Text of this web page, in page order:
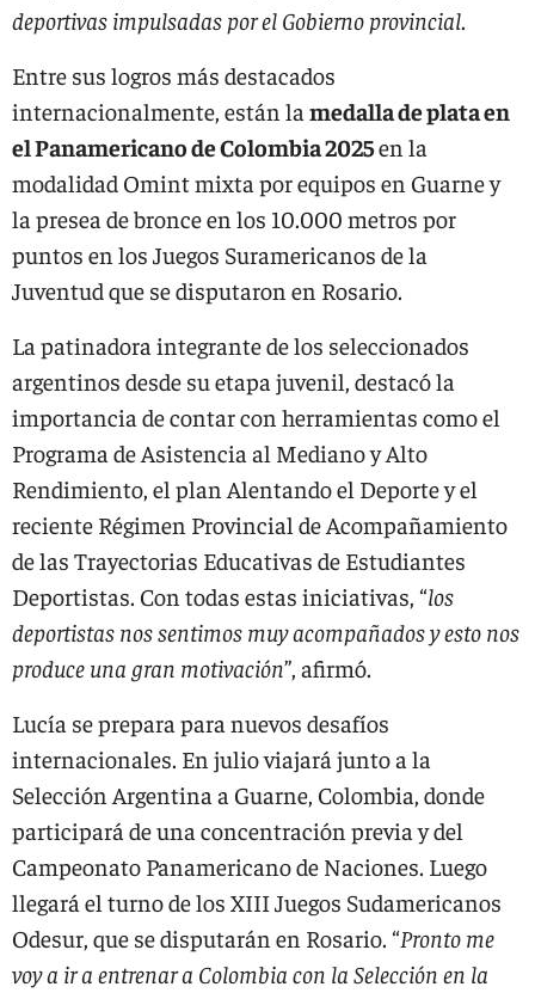
deportivas impulsadas por el Gobierno provincial.
Entre sus logros más destacados
internacionalmente, están la medalla de plata en
el Panamericano de Colombia 2025en la
modalidad Omint mixta por equipos en Guarne y
la presea de bronce en los 10.000 metros por
puntos en los Juegos Suramericanos de la
Juventud que se disputaron en Rosario.
La patinadora integrante de los seleccionados
argentinos desde su etapa juvenil, destacó la
importancia de contar con herramientas como el
Programa de Asistencia al Mediano y Alto
Rendimiento, el plan Alentando el Deporte y el
reciente Régimen Provincial de Acompañamiento
de las Trayectorias Educativas de Estudiantes
Deportistas. Con todas estas iniciativas, “los
deportistas nos sentimos muy acompañados y esto nos
produce una gran motivación”, afirmó.
Lucía se prepara para nuevos desafíos
internacionales. En julio viajará junto a la
Selección Argentina a Guarne, Colombia, donde
participará de una concentración previa y del
Campeonato Panamericano de Naciones. Luego
llegará el turno de los XIII Juegos Sudamericanos
Odesur, que se disputarán en Rosario. “Pronto me
voy a ir a entrenar a Colombia con la Selección en la